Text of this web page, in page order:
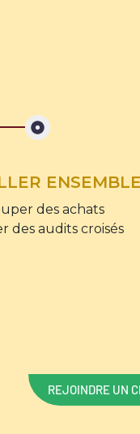
ENSEMBLE
des achats
des audits croisés
REJOINDRE UN